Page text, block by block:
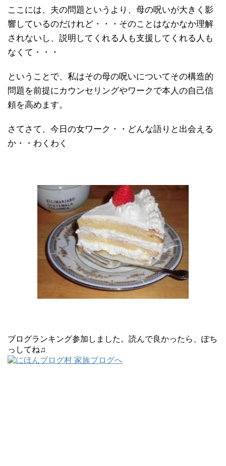
ここには、夫の問題というより、母の呪いが大きく影
響しているのだけれど・・・そのことはなかなか理解
されないし、説明してくれる人も支援してくれる人も
なくて・・・
ということで、私はその母の呪いについてその構造的
問題を前提にカウンセリングやワークで本人の自己信
頼を高めます。
さてさて、今日の女ワーク・・どんな語りと出会える
か・・わくわく
ブログランキング参加しました。読んで良かったら、ぽち
っしてね♫